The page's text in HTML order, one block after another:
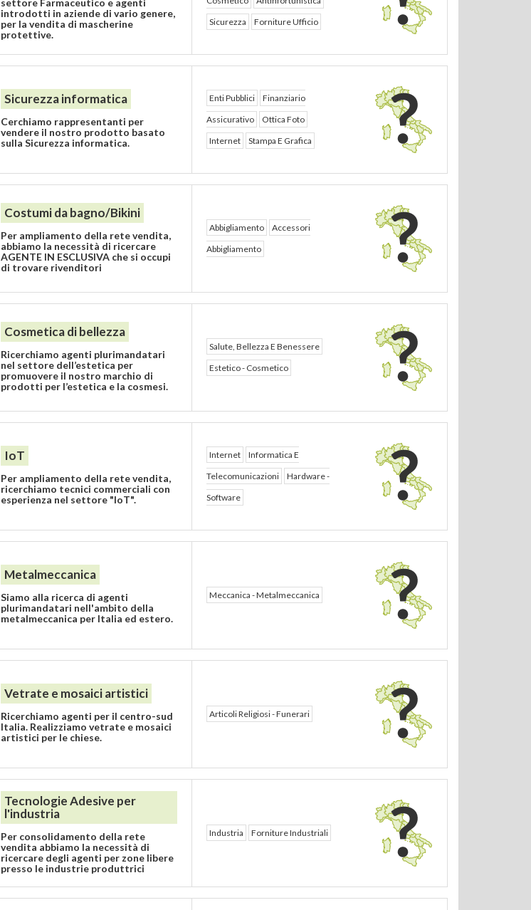
settore Farmaceutico e agenti
introdotti in aziende di vario genere,
per la vendita di mascherine
protettive.
Sicurezza
Forniture Ufficio
Sicurezza informatica
Cerchiamo rappresentanti per
vendere il nostro prodotto basato
sulla Sicurezza informatica.
Enti Pubblici
Finanziario
Assicurativo
Ottica Foto
Internet
Stampa E Grafica
Costumi da bagno/Bikini
Per ampliamento della rete vendita,
abbiamo la necessità di ricercare
AGENTE IN ESCLUSIVA che si occupi
di trovare rivenditori
Abbigliamento
Accessori
Abbigliamento
Cosmetica di bellezza
Ricerchiamo agenti plurimandatari
nel settore dell’estetica per
promuovere il nostro marchio di
prodotti per l’estetica e la cosmesi.
Salute, Bellezza E Benessere
Estetico - Cosmetico
IoT
Per ampliamento della rete vendita,
ricerchiamo tecnici commerciali con
esperienza nel settore "IoT".
Internet
Informatica E
Telecomunicazioni
Hardware -
Software
Metalmeccanica
Siamo alla ricerca di agenti
plurimandatari nell'ambito della
metalmeccanica per Italia ed estero.
Meccanica - Metalmeccanica
Vetrate e mosaici artistici
Ricerchiamo agenti per il centro-sud
Italia. Realizziamo vetrate e mosaici
artistici per le chiese.
Articoli Religiosi - Funerari
Tecnologie Adesive per
l'industria
Per consolidamento della rete
vendita abbiamo la necessità di
ricercare degli agenti per zone libere
presso le industrie produttrici
Industria Forniture Industriali